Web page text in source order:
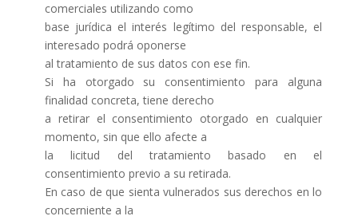
comerciales utilizando como
base jurídica el interés legítimo del responsable, el
interesado podrá oponerse
al tratamiento de sus datos con ese fin.
Si ha otorgado su consentimiento para alguna
finalidad concreta, tiene derecho
a retirar el consentimiento otorgado en cualquier
momento, sin que ello afecte a
la licitud del tratamiento basado en el
consentimiento previo a su retirada.
En caso de que sienta vulnerados sus derechos en lo
concerniente a la